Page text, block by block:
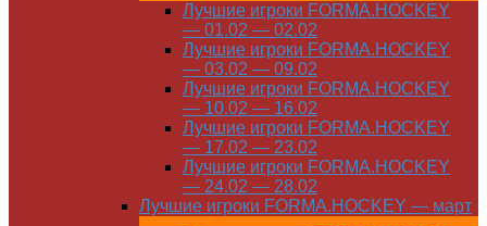
Лучшие игроки FORMA.HOCKEY
— 01.02 — 02.02
Лучшие игроки FORMA.HOCKEY
— 03.02 — 09.02
Лучшие игроки FORMA.HOCKEY
— 10.02 — 16.02
Лучшие игроки FORMA.HOCKEY
— 17.02 — 23.02
Лучшие игроки FORMA.HOCKEY
— 24.02 — 28.02
Лучшие игроки FORMA.HOCKEY — март